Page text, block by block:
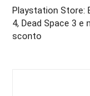
Playstation Store:
4, Dead Space 3 e
sconto